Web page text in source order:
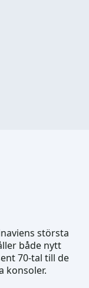
största
både nytt
70-tal till de
konsoler.